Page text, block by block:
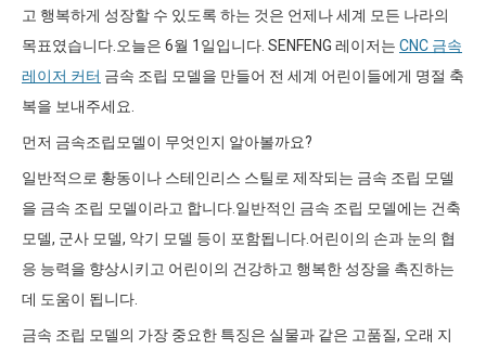
고 행복하게 성장할 수 있도록 하는 것은 언제나 세계 모든 나라의
목표였습니다.오늘은 6월 1일입니다. SENFENG 레이저는 CNC 금속
레이저 커터 금속 조립 모델을 만들어 전 세계 어린이들에게 명절 축
복을 보내주세요.
먼저 금속조립모델이 무엇인지 알아볼까요?
일반적으로 황동이나 스테인리스 스틸로 제작되는 금속 조립 모델
을 금속 조립 모델이라고 합니다.일반적인 금속 조립 모델에는 건축
모델, 군사 모델, 악기 모델 등이 포함됩니다.어린이의 손과 눈의 협
응 능력을 향상시키고 어린이의 건강하고 행복한 성장을 촉진하는
데 도움이 됩니다.
금속 조립 모델의 가장 중요한 특징은 실물과 같은 고품질, 오래 지